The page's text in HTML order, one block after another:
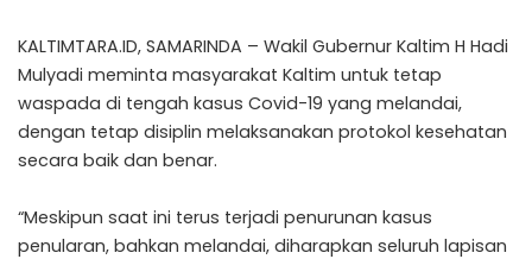
KALTIMTARA.ID, SAMARINDA – Wakil Gubernur Kaltim H Hadi
Mulyadi meminta masyarakat Kaltim untuk tetap
waspada di tengah kasus Covid-19 yang melandai,
dengan tetap disiplin melaksanakan protokol kesehatan
secara baik dan benar.
“Meskipun saat ini terus terjadi penurunan kasus
penularan, bahkan melandai, diharapkan seluruh lapisan